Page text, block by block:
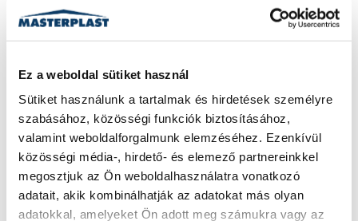
Ez a weboldal sütiket használ
Sütiket használunk a tartalmak és hirdetések személyre
szabásához, közösségi funkciók biztosításához,
valamint weboldalforgalmunk elemzéséhez. Ezenkívül
közösségi média-, hirdető- és elemező partnereinkkel
megosztjuk az Ön weboldalhasználatra vonatkozó
adatait, akik kombinálhatják az adatokat más olyan
adatokkal, amelyeket Ön adott meg számukra vagy az
Az üveggyapot
hatékony hőszigetelés
alapjai
Az üveggyapot kiváló hőszigetelő, tűzálló (A1) és
páraáteresztő anyag. Alacsony lambda-értéke,
rugalmassága és bioalapú kötőanyaga miatt egészséges,